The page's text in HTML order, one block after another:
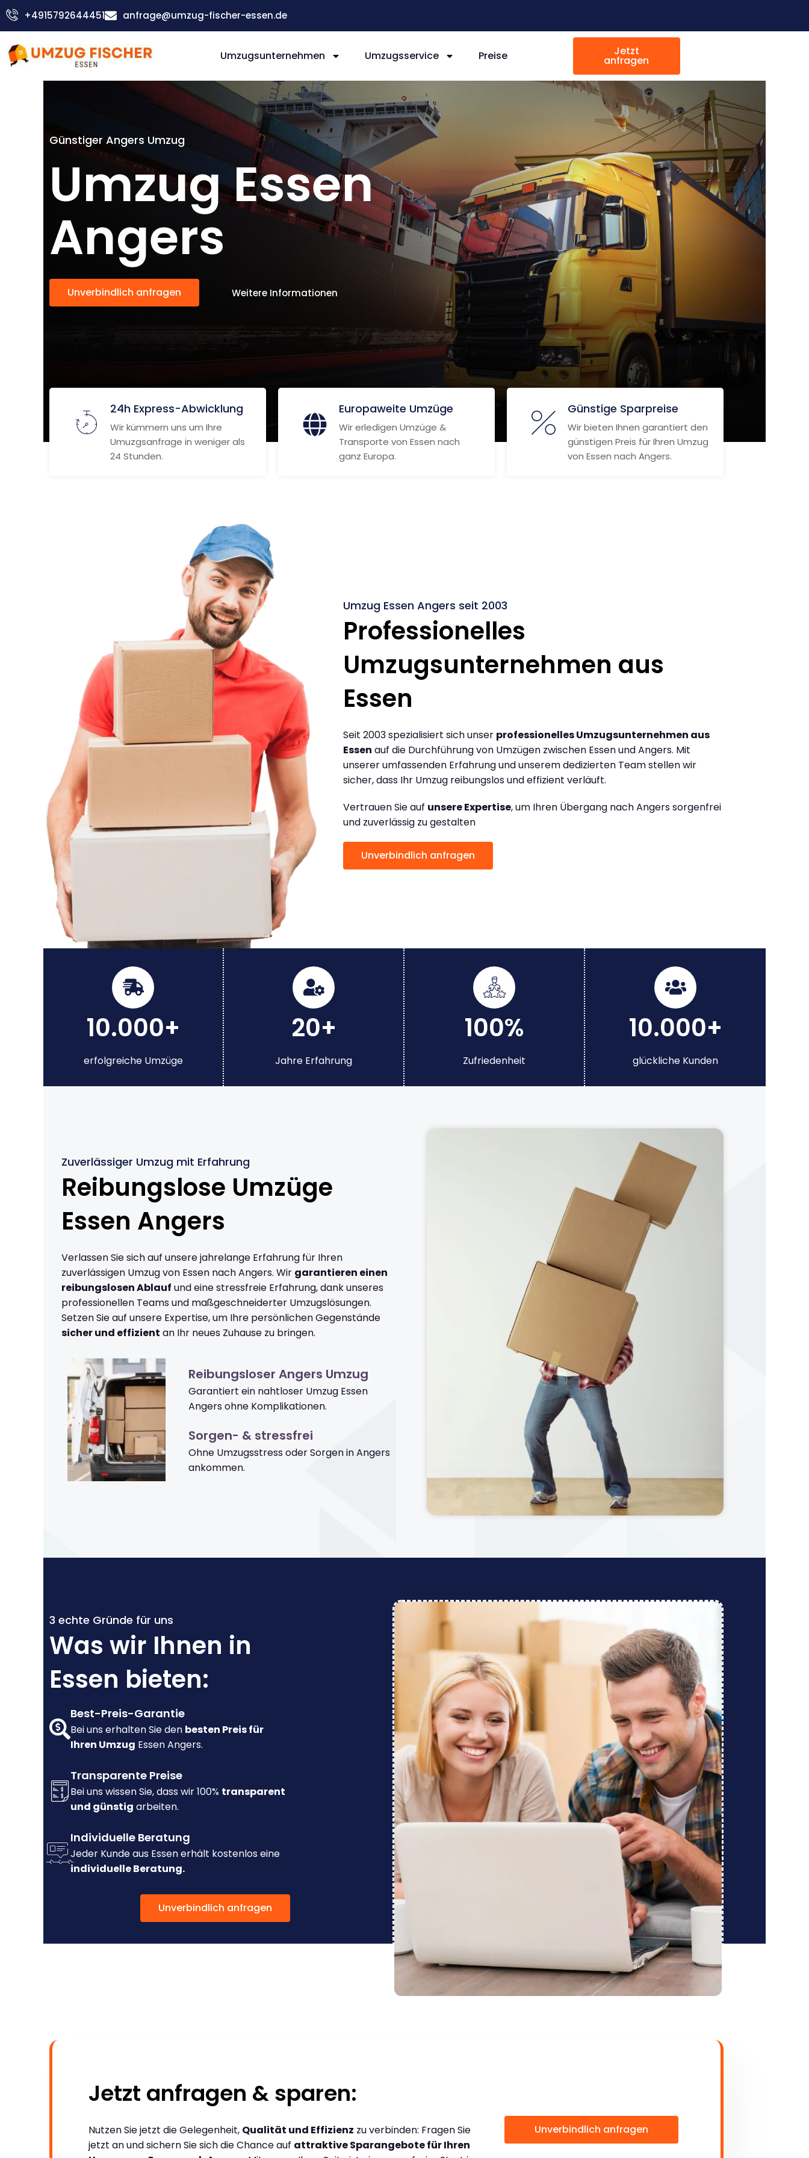
Zum
Inhalt
+4915792644451 anfrage@umzug-fischer-essen.de
Umzugsunternehmen Umzugsservice Preise Jetzt
anfragen
Günstiger Angers Umzug
Umzug Essen
Angers
Unverbindlich anfragen Weitere Informationen
24h Express-Abwicklung
Wir kümmern uns um Ihre
Umuzgsanfrage in weniger als
24 Stunden.
Europaweite Umzüge
Wir erledigen Umzüge &
Transporte von Essen nach
ganz Europa.
Günstige Sparpreise
Wir bieten Ihnen garantiert den
günstigen Preis für Ihren Umzug
von Essen nach Angers.
Umzug Essen Angers seit 2003
Professionelles
Umzugsunternehmen aus
Essen
Seit 2003 spezialisiert sich unser professionelles Umzugsunternehmen aus
Essen auf die Durchführung von Umzügen zwischen Essen und Angers. Mit
unserer umfassenden Erfahrung und unserem dedizierten Team stellen wir
sicher, dass Ihr Umzug reibungslos und effizient verläuft.
Vertrauen Sie auf unsere Expertise, um Ihren Übergang nach Angers sorgenfrei
und zuverlässig zu gestalten
Unverbindlich anfragen
10.000+
erfolgreiche Umzüge
20+
Jahre Erfahrung
100%
Zufriedenheit
10.000+
glückliche Kunden
Zuverlässiger Umzug mit Erfahrung
Reibungslose Umzüge
Essen Angers
Verlassen Sie sich auf unsere jahrelange Erfahrung für Ihren
zuverlässigen Umzug von Essen nach Angers. Wir garantieren einen
reibungslosen Ablauf und eine stressfreie Erfahrung, dank unseres
professionellen Teams und maßgeschneiderter Umzugslösungen.
Setzen Sie auf unsere Expertise, um Ihre persönlichen Gegenstände
sicher und effizient an Ihr neues Zuhause zu bringen.
Reibungsloser Angers Umzug
Garantiert ein nahtloser Umzug Essen
Angers ohne Komplikationen.
Sorgen- & stressfrei
Ohne Umzugsstress oder Sorgen in Angers
ankommen.
3 echte Gründe für uns
Was wir Ihnen in
Essen bieten:
Best-Preis-Garantie
Bei uns erhalten Sie den besten Preis für
Ihren Umzug Essen Angers.
Transparente Preise
Bei uns wissen Sie, dass wir 100% transparent
und günstig arbeiten.
Individuelle Beratung
Jeder Kunde aus Essen erhält kostenlos eine
individuelle Beratung.
Unverbindlich anfragen
Jetzt anfragen & sparen:
Nutzen Sie jetzt die Gelegenheit, Qualität und Effizienz zu verbinden: Fragen Sie
jetzt an und sichern Sie sich die Chance auf attraktive Sparangebote für Ihren
Unverbindlich anfragen